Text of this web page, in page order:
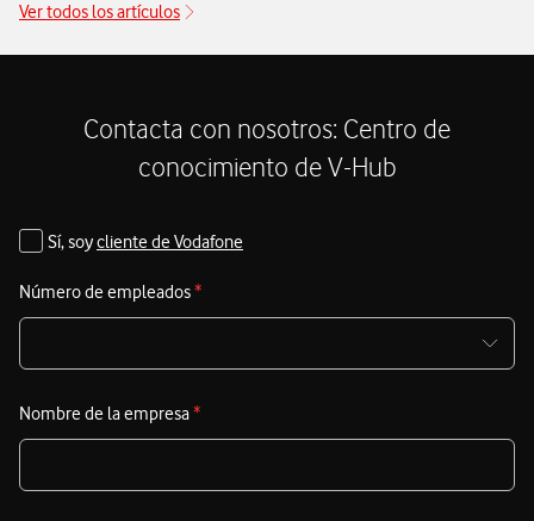
competitivas de 2025
garantizar la máxima productividad y ahorro. El Black
tu plantilla con tecnología de vanguardia y asegurar tu
Ver todos los artículos
Contacta con nosotros: Centro de
conocimiento de V-Hub
Sí, soycliente de Vodafone
Número de empleados*
Nombre de la empresa*